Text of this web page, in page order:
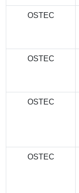
OSTEC
OSTEC
OSTEC
OSTEC